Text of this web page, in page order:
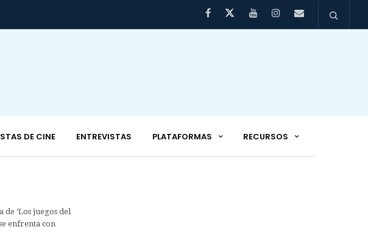
DE CINE ENTREVISTAS PLATAFORMAS RECURSOS
de ‘Los juegos del
enfrenta con